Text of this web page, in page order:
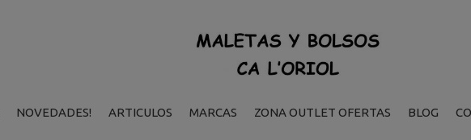
NOVEDADES! ARTICULOS MARCAS ZONA OUTLET OFERTAS BLOG